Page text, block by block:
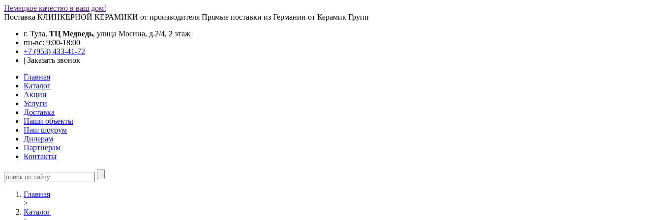
Немецкое качество в ваш дом!
Поставка КЛИНКЕРНОЙ КЕРАМИКИ от производителя Прямые поставки из Германии от Керамик Групп
г. Тула, ТЦ Медведь, улица Мосина, д.2/4, 2 этаж
пн-вс: 9:00-18:00
+7 (953) 433-41-72
| Заказать звонок
Главная
Каталог
Акции
Услуги
Доставка
Наши объекты
Наш шоурум
Дилерам
Партнерам
Контакты
Главная
>
Каталог